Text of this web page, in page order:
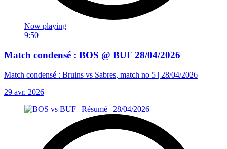
Now playing
9:50
Match condensé : BOS @ BUF 28/04/2026
Match condensé : Bruins vs Sabres, match no 5 | 28/04/2026
29 avr. 2026